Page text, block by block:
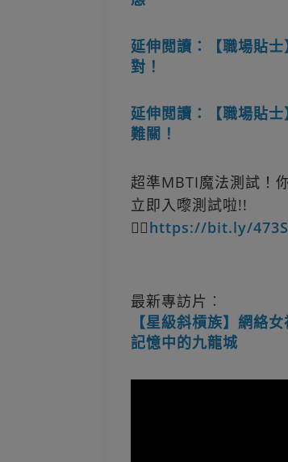
延伸閲讀：【職場貼
對！
延伸閲讀：【職場貼
難關！
超準MBTI魔法測試！
立即入嚟測試啦!!
👉🏻https://bit.ly/
最新專訪片︰
【星級斜槓族】網絡
記憶中的九龍城